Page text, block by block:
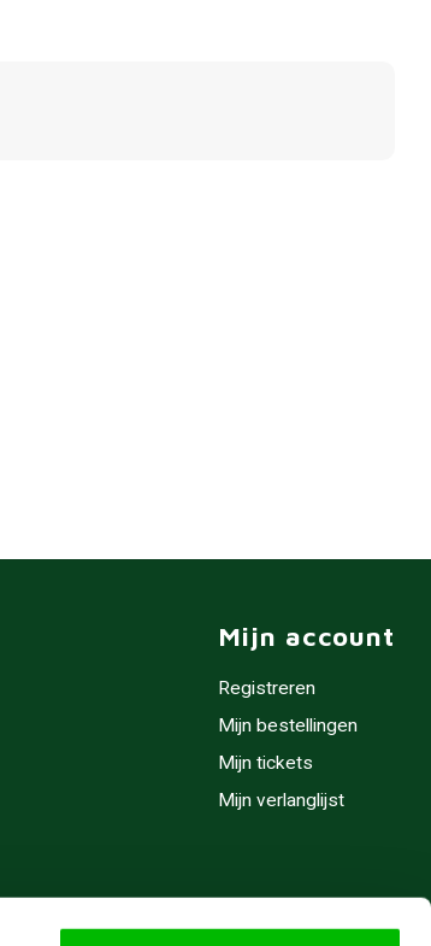
Mijn account
Registreren
Mijn bestellingen
Mijn tickets
Mijn verlanglijst